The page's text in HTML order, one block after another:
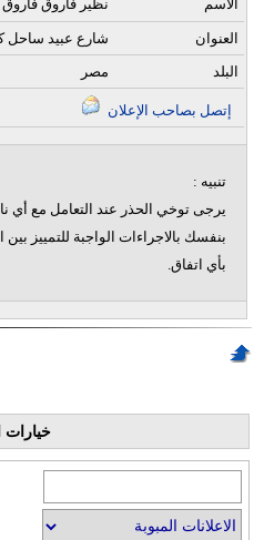
نظير فاروق فاروق
الاسم
6شارع عبيد ساحل
العنوان
مصر
البلد
تنبيه :
يرجى توخي الحذر عند التعامل مع أي
بنفسك بالاجراءات الواجبة للتمييز بين
بأي اتفاق.
خيارات